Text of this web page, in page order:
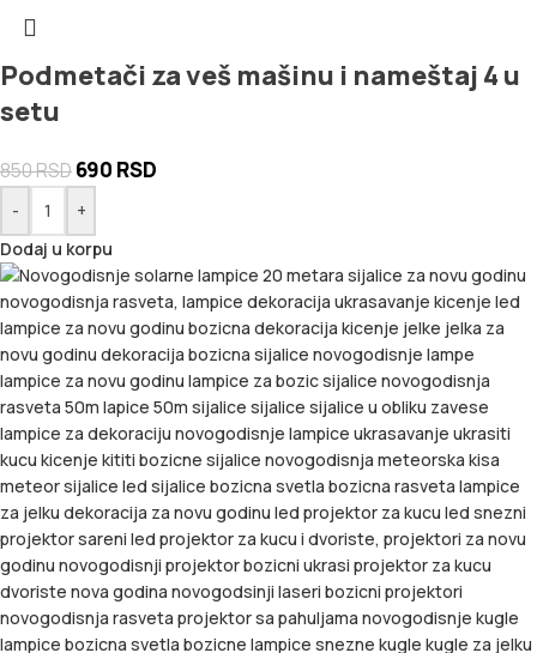
Podmetači za veš mašinu i nameštaj 4 u
setu
850RSD690 RSD
-
+
Dodaj u korpu